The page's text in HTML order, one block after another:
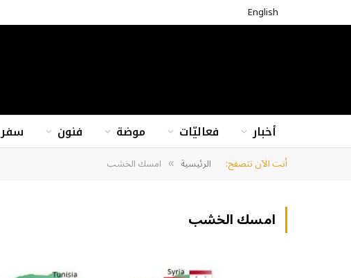
English
أخبار فعاليّات موضة فنون سفر
أنت الآن تتصفح: الرئيسية » امسك الخشب
امسك الخشب